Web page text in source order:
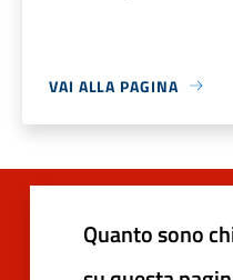
VAI ALLA PAGINA
Quanto sono